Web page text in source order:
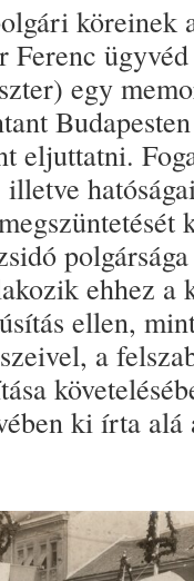
Ferenc
egy
eljuttatni.
illetve
ehhez a
ellen,
a
ki írta